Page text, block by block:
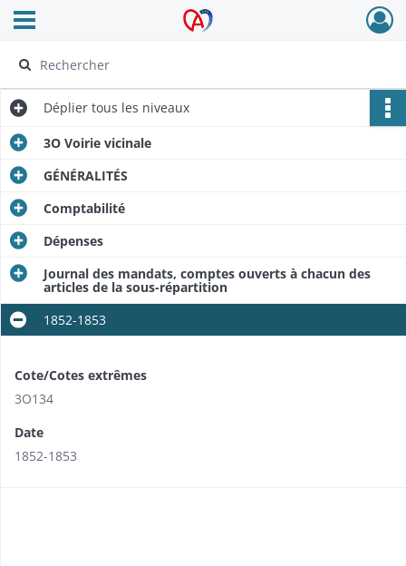
Archives Alsace - Colmar
Ouvrir le menu déroulant
Déplier tous les niveaux
3O Voirie vicinale
GÉNÉRALITÉS
Comptabilité
Dépenses
Journal des mandats, comptes ouverts à chacun des
articles de la sous-répartition
1852-1853
Cote/Cotes extrêmes
3O134
Date
1852-1853